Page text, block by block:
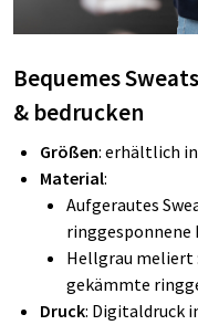
Bequemes
& bedrucken
Größen: erhältlich in
Material:
Aufgerautes
ringgesponnene
Hellgrau meliert
gekämmte
Druck: Digitaldruck